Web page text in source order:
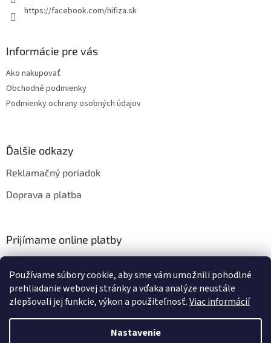
Používame súbory cookie, aby sme vám umožnili pohodlné
prehliadanie webovej stránky a vďaka analýze neustále
zlepšovali jej funkcie, výkon a použiteľnosť.Viac informácií
Nastavenie
https://facebook.com/hifiza.sk
Informácie pre vás
Ako nakupovať
Obchodné podmienky
Podmienky ochrany osobných údajov
Ďalšie odkazy
Reklamačný poriadok
Doprava a platba
Prijímame online platby